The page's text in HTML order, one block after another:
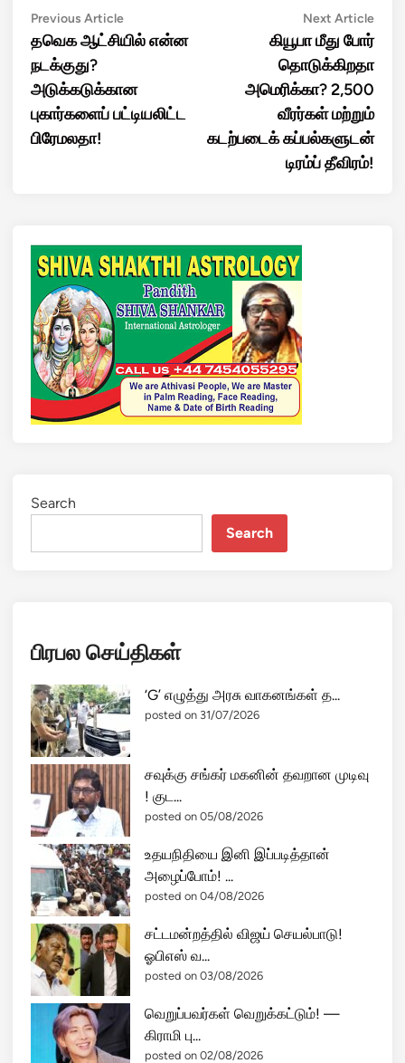
Post
navigation
Previous ArticlePrevious
article:
தவெக ஆட்சியில் என்ன
நடக்குது?
அடுக்கடுக்கான
புகார்களைப் பட்டியலிட்ட
பிரேமலதா!
Next ArticleNext
கியூபா மீது போர்
தொடுக்கிறதா
அமெரிக்கா? 2,500
வீரர்கள் மற்றும்
கடற்படைக் கப்பல்களுடன்
டிரம்ப் தீவிரம்!
Search
Search
பிரபல செய்திகள்
‘G’ எழுத்து அரசு வாகனங்கள் த...
posted on 31/07/2026
சவுக்கு சங்கர் மகனின் தவறான முடிவு
! குட...
posted on 05/08/2026
உதயநிதியை இனி இப்படித்தான்
அழைப்போம்! ...
posted on 04/08/2026
சட்டமன்றத்தில் விஜய் செயல்பாடு!
ஓபிஎஸ் வ...
posted on 03/08/2026
வெறுப்பவர்கள் வெறுக்கட்டும்! —
கிராமி பு...
posted on 02/08/2026